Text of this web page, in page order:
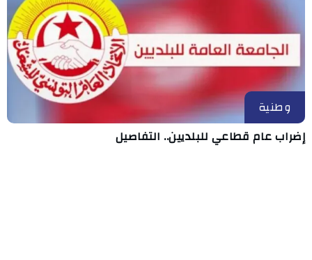
وطنية
إضراب عام قطاعي للبلديين.. التفاصيل